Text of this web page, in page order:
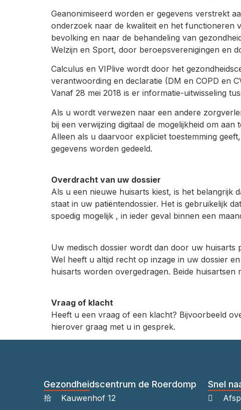
Geanonimiseerd worden er gegevens verstrekt
onderzoek naar de kwaliteit en het functioneren
bevolking en naar de behandeling van
Welzijn en Sport, door beroepsverenigingen en
Calculus en VIPlive wordt door het
verantwoording en declaratie (DM en COPD en
Vanaf 28 mei 2018 is er informatie-uitwisseling
Als u wordt verwezen naar een andere
bij een verwijzing digitaal de mogelijkheid om
Alleen als u daarvoor expliciet toestemming
gegevens worden gedeeld.
Overdracht van uw dossier
Als u een nieuwe huisarts kiest, is het belangrijk
staat in uw patiëntendossier. Het is gebruikelijk
spoedig mogelijk , in ieder geval binnen een
Uw medisch dossier wordt dan door uw huisarts
Wel heeft u altijd recht op inzage in uw dossier
huisarts worden overgedragen. Beide
Vraag of klacht
Heeft u een vraag of een klacht? Bijvoorbeeld
hierover graag met u in gesprek.
Gezondheidscentrum de Roerdomp
Kauwenhof 12
Snel